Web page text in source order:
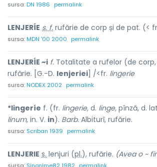
sursa:DN 1986 permalink
LENJERÍE s. f. rufărie de corp și de pat. (<
sursa:MDN '00 2000 permalink
LENJERÍE ~i f. Totalitate a rufelor (de
rufărie. [G.-D. lenjeriei ] /<fr. lingerie
sursa:NODEX 2002 permalink
*lingeríe f. (fr. lingerie, d. linge, pînză, d.
linum, in. V. in). Barb. Albiturĭ, rufărie.
sursa: Scriban 1939 permalink
LENJERIE s. lenjuri (pl.), rufărie. (Avea o ~